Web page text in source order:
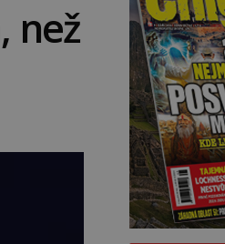
než